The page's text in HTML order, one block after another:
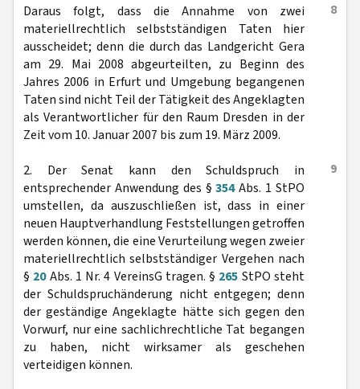
8
Daraus folgt, dass die Annahme von zwei
materiellrechtlich selbstständigen Taten hier
ausscheidet; denn die durch das Landgericht Gera
am 29. Mai 2008 abgeurteilten, zu Beginn des
Jahres 2006 in Erfurt und Umgebung begangenen
Taten sind nicht Teil der Tätigkeit des Angeklagten
als Verantwortlicher für den Raum Dresden in der
Zeit vom 10. Januar 2007 bis zum 19. März 2009.
9
2. Der Senat kann den Schuldspruch in
entsprechender Anwendung des §354Abs. 1 StPO
umstellen, da auszuschließen ist, dass in einer
neuen Hauptverhandlung Feststellungen getroffen
werden können, die eine Verurteilung wegen zweier
materiellrechtlich selbstständiger Vergehen nach
§ 20Abs. 1 Nr. 4 VereinsG tragen. § 265 StPO steht
der Schuldspruchänderung nicht entgegen; denn
der geständige Angeklagte hätte sich gegen den
Vorwurf, nur eine sachlichrechtliche Tat begangen
zu haben, nicht wirksamer als geschehen
verteidigen können.